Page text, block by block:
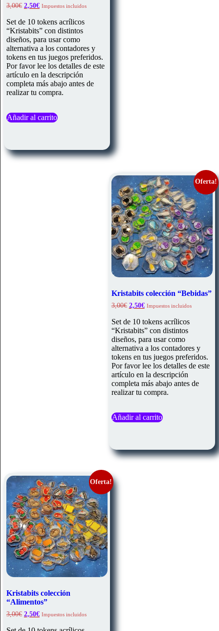
3,00€ El
original
era:
2,50€El
actual
es:
Impuestos incluidos
Set de 10 tokens acrílicos
“Kristabits” con distintos
diseños, para usar como
alternativa a los contadores y
tokens en tus juegos preferidos.
Por favor lee los detalles de este
artículo en la descripción
completa más abajo antes de
realizar tu compra.
Añadir al carrito
Oferta!
Kristabits colección “Bebidas”
3,00€ El
original
era:
2,50€El
actual
es:
Impuestos incluidos
Set de 10 tokens acrílicos
“Kristabits” con distintos
diseños, para usar como
alternativa a los contadores y
tokens en tus juegos preferidos.
Por favor lee los detalles de este
artículo en la descripción
completa más abajo antes de
realizar tu compra.
Añadir al carrito
Oferta!
Kristabits colección
“Alimentos”
3,00€ El
original
2,50€El
actual
Impuestos incluidos